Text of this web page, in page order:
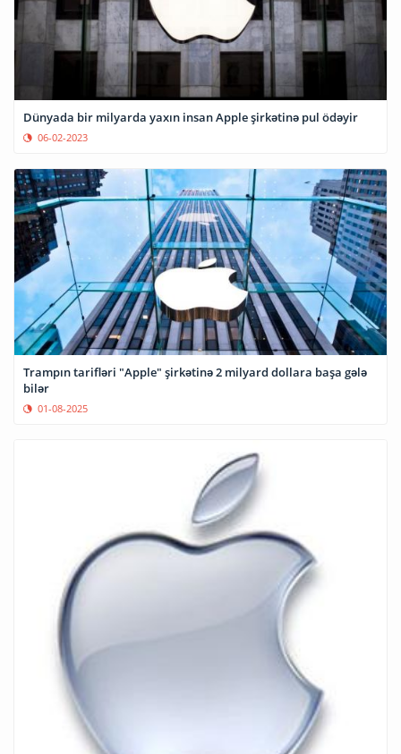
Dünyada bir milyarda yaxın insan Apple şirkətinə pul ödəyir
06-02-2023
Trampın tarifləri "Apple" şirkətinə 2 milyard dollara başa gələ
bilər
01-08-2025